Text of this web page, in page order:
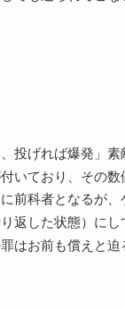
投げれば爆発」
いており、その
前科者となるが
返した状態）に
はお前も償えと